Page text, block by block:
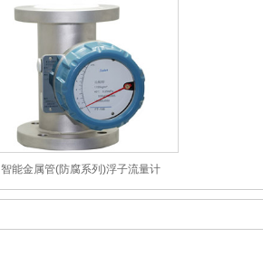
智能金属管(防腐系列)浮子流量计